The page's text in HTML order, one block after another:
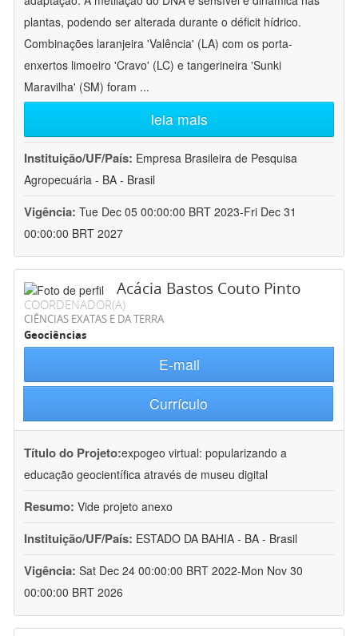
plantas, podendo ser alterada durante o déficit hídrico.
Combinações laranjeira 'Valência' (LA) com os porta-
enxertos limoeiro 'Cravo' (LC) e tangerineira 'Sunki
Maravilha' (SM) foram ...
leia mais
Instituição/UF/País: Empresa Brasileira de Pesquisa
Agropecuária - BA - Brasil
Vigência: Tue Dec 05 00:00:00 BRT 2023-Fri Dec 31
00:00:00 BRT 2027
Acácia Bastos Couto Pinto
COORDENADOR(A)
CIÊNCIAS EXATAS E DA TERRA
Geociências
E-mail
Currículo
Título do Projeto:expogeo virtual: popularizando a
educação geocientífica através de museu digital
Resumo: Vide projeto anexo
Instituição/UF/País: ESTADO DA BAHIA - BA - Brasil
Vigência: Sat Dec 24 00:00:00 BRT 2022-Mon Nov 30
00:00:00 BRT 2026